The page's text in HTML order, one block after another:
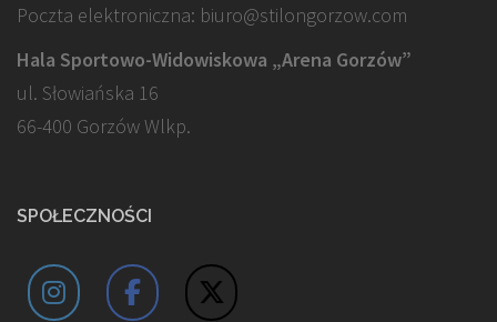
Poczta elektroniczna: biuro@stilongorzow.com
Hala Sportowo-Widowiskowa „Arena Gorzów”
ul. Słowiańska 16
66-400 Gorzów Wlkp.
SPOŁECZNOŚCI